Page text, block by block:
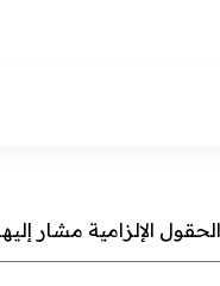
الحقول الإلزامية مشار